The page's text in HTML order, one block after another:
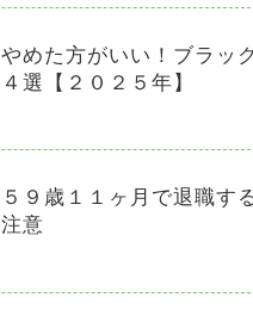
やめた方がいい！ブラッ
４選【２０２５年】
５９歳１１ヶ月で退職す
注意